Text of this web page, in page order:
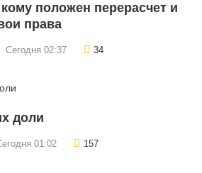
положен перерасчет и
права
Сегодня 02:37 34
доли
01:02 157